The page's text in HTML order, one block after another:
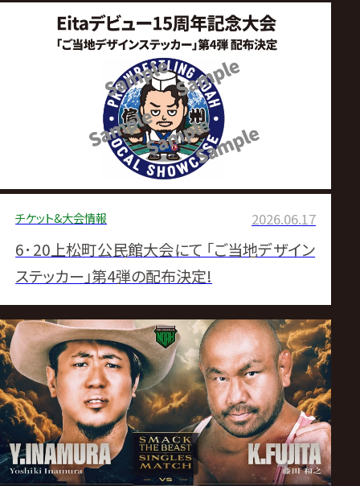
大原退けGHCジュニアタッグV3 ジャッキーリ
ータ迎撃へ▼7・18一騎打ちへ内藤が清宮と
盛大仲間割れ▼近藤がナショナル前哨戦で丸
藤ピン▼7・18大阪での「N-1出場権争奪ラダ
ーマッチ」が急浮上
チケット&大会情報 2026.06.17
6･20上松町公民館大会にて 「ご当地デザイン
ステッカー」第4弾の配布決定!